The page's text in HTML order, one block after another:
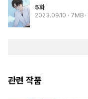
5화
2023.09.10 · 7MB
관련 작품